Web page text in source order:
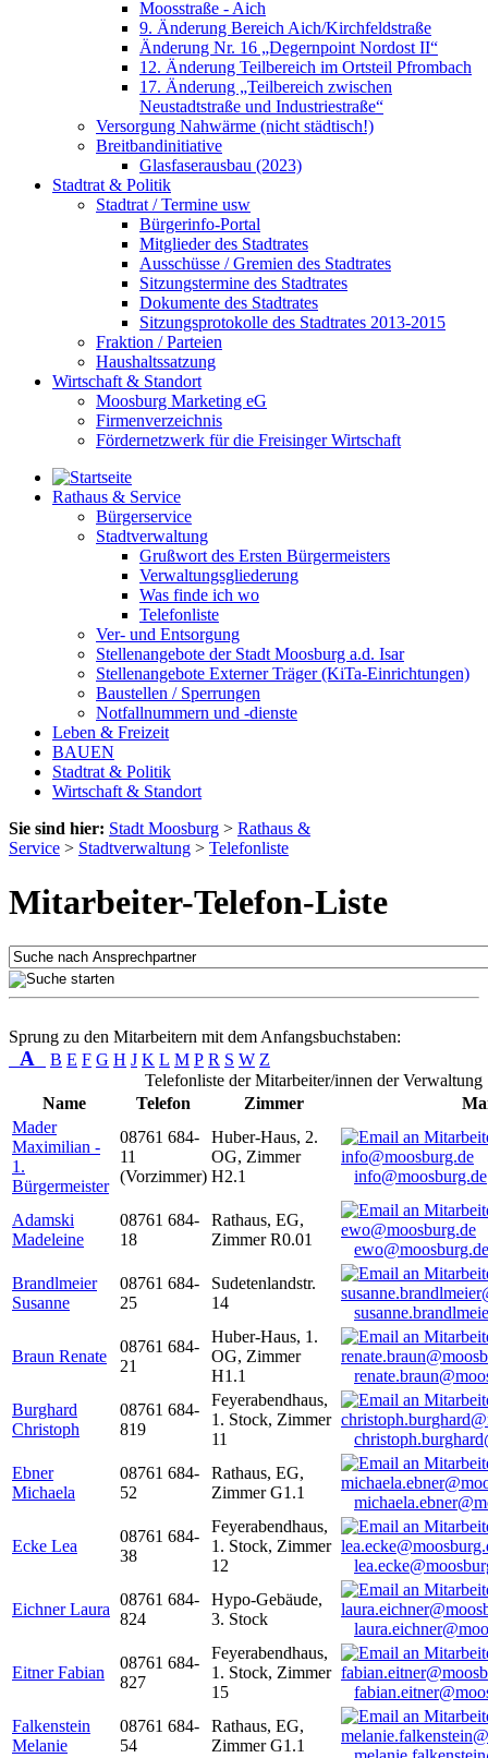
Moosstraße - Aich
9. Änderung Bereich Aich/Kirchfeldstraße
Änderung Nr. 16 „Degernpoint Nordost II“
12. Änderung Teilbereich im Ortsteil Pfrombach
17. Änderung „Teilbereich zwischen
Neustadtstraße und Industriestraße“
Versorgung Nahwärme (nicht städtisch!)
Breitbandinitiative
Glasfaserausbau (2023)
Stadtrat & Politik
Stadtrat / Termine usw
Bürgerinfo-Portal
Mitglieder des Stadtrates
Ausschüsse / Gremien des Stadtrates
Sitzungstermine des Stadtrates
Dokumente des Stadtrates
Sitzungsprotokolle des Stadtrates 2013-2015
Fraktion / Parteien
Haushaltssatzung
Wirtschaft & Standort
Moosburg Marketing eG
Firmenverzeichnis
Fördernetzwerk für die Freisinger Wirtschaft
Rathaus & Service
Bürgerservice
Stadtverwaltung
Grußwort des Ersten Bürgermeisters
Verwaltungsgliederung
Was finde ich wo
Telefonliste
Ver- und Entsorgung
Stellenangebote der Stadt Moosburg a.d. Isar
Stellenangebote Externer Träger (KiTa-Einrichtungen)
Baustellen / Sperrungen
Notfallnummern und -dienste
Leben & Freizeit
BAUEN
Stadtrat & Politik
Wirtschaft & Standort
Sie sind hier: Stadt Moosburg > Rathaus &
Service > Stadtverwaltung > Telefonliste
Mitarbeiter-Telefon-Liste
Sprung zu den Mitarbeitern mit dem Anfangsbuchstaben:
A B E F G H J K L M P R S W Z
Telefonliste der Mitarbeiter/innen der Verwaltung
Name
Telefon Zimmer
Mader
Maximilian -
1.
Bürgermeister
08761 684-
11
(Vorzimmer)
Huber-Haus, 2.
OG, Zimmer
H2.1
info@moosburg.de
Adamski
Madeleine
08761 684-
18
Rathaus, EG,
Zimmer R0.01
ewo@moosburg.de
Brandlmeier
Susanne
08761 684-
25
Sudetenlandstr.
14
Braun Renate
08761 684-
21
Huber-Haus, 1.
OG, Zimmer
H1.1
Burghard
Christoph
08761 684-
819
Feyerabendhaus,
1. Stock, Zimmer
11
Ebner
Michaela
08761 684-
52
Rathaus, EG,
Zimmer G1.1
Ecke Lea
08761 684-
38
Feyerabendhaus,
1. Stock, Zimmer
12
Eichner Laura
08761 684-
824
Hypo-Gebäude,
3. Stock
Eitner Fabian
08761 684-
827
Feyerabendhaus,
1. Stock, Zimmer
15
Falkenstein
Melanie
08761 684-
54
Rathaus, EG,
Zimmer G1.1